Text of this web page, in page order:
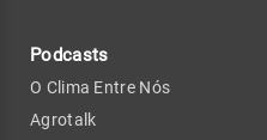
Podcasts
O Clima Entre Nós
Agrotalk